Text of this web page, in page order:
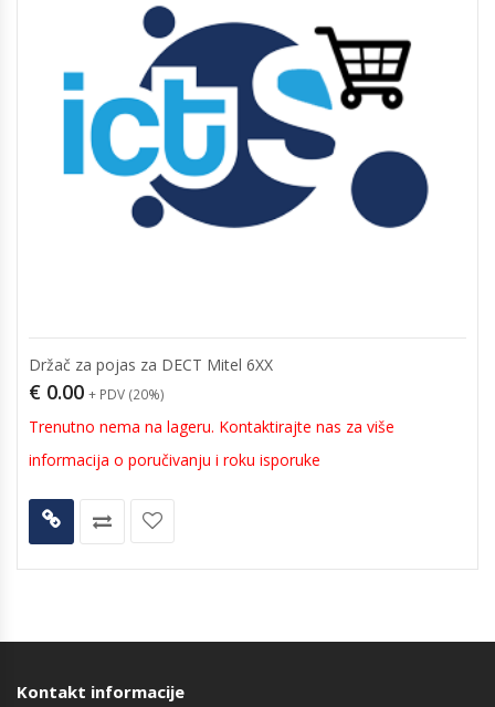
Držač za pojas za DECT Mitel 6XX
€ 0.00 + PDV (20%)
Trenutno nema na lageru. Kontaktirajte nas za više
informacija o poručivanju i roku isporuke
Kontakt informacije